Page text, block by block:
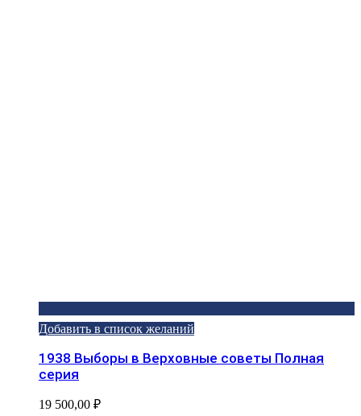
Добавить в список желаний
1938 Выборы в Верховные советы Полная
серия
19 500,00 ₽